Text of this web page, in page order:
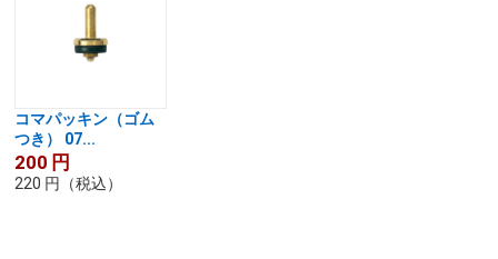
コマパッキン（ゴム
つき） 07...
200 円
220 円 （税込）